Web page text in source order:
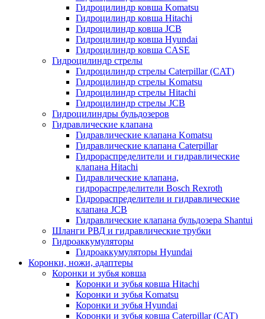
Гидроцилиндр ковша Komatsu
Гидроцилиндр ковша Hitachi
Гидроцилиндр ковша JCB
Гидроцилиндр ковша Hyundai
Гидроцилиндр ковша CASE
Гидроцилиндр стрелы
Гидроцилиндр стрелы Caterpillar (CAT)
Гидроцилиндр стрелы Komatsu
Гидроцилиндр стрелы Hitachi
Гидроцилиндр стрелы JCB
Гидроцилиндры бульдозеров
Гидравлические клапана
Гидравлические клапана Komatsu
Гидравлические клапана Caterpillar
Гидрораспределители и гидравлические
клапана Hitachi
Гидравлические клапана,
гидрораспределители Bosch Rexroth
Гидрораспределители и гидравлические
клапана JCB
Гидравлические клапана бульдозера Shantui
Шланги РВД и гидравлические трубки
Гидроаккумуляторы
Гидроаккумуляторы Hyundai
Коронки, ножи, адаптеры
Коронки и зубья ковша
Коронки и зубья ковша Hitachi
Коронки и зубья Komatsu
Коронки и зубья Hyundai
Коронки и зубья ковша Caterpillar (CAT)